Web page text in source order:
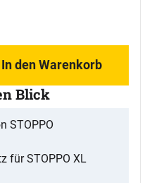
In den Warenkorb
Blick
STOPPO
für STOPPO XL